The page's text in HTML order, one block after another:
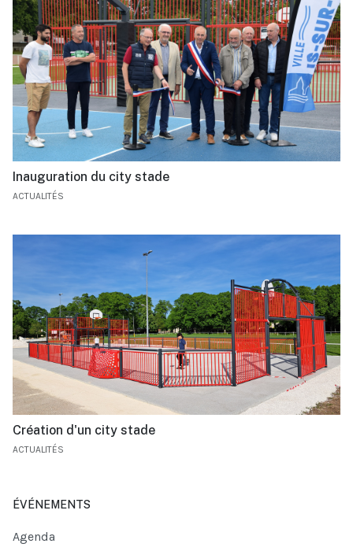
Inauguration du city stade
ACTUALITÉS
Création d'un city stade
ACTUALITÉS
ÉVÉNEMENTS
Agenda